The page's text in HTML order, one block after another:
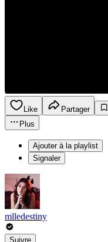
Like Partager
Plus
Ajouter à la playlist
Signaler
mlledestiny
Suivre